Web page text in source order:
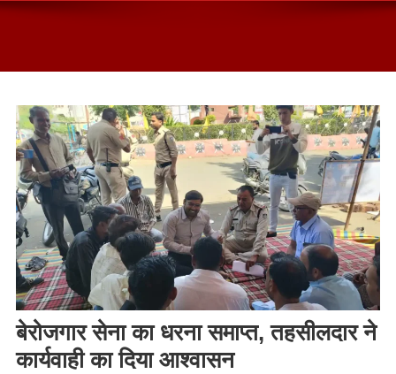
बेरोजगार सेना का धरना समाप्त, तहसीलदार ने
कार्यवाही का दिया आश्वासन